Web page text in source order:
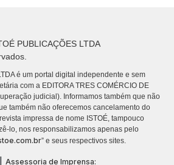
PUBLICAÇÕES LTDA
é um portal digital independente e sem
com a EDITORA TRES COMÉRCIO DE
judicial). Informamos também que não
também não oferecemos cancelamento do
impressa de nome ISTOÉ, tampouco
lo, nos responsabilizamos apenas pelo
” e seus respectivos sites.
Assessoria de Imprensa: